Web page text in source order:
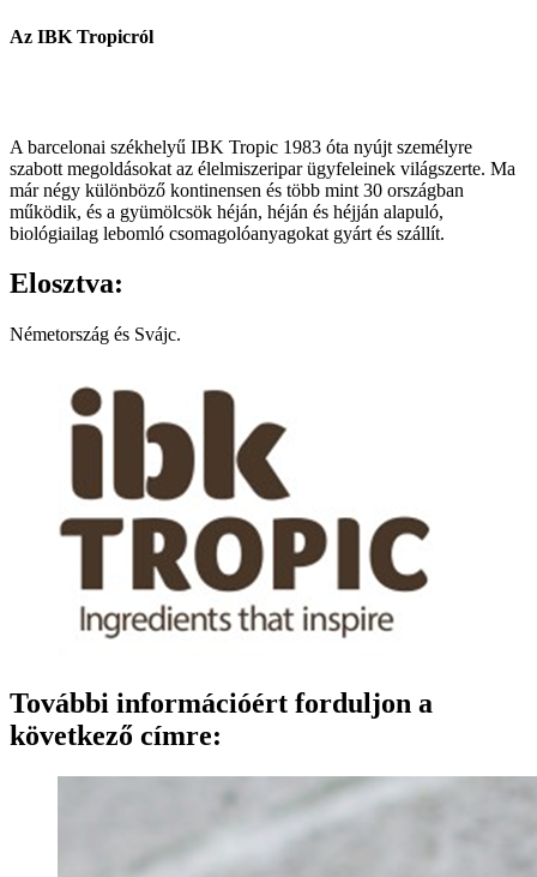
Az IBK Tropicról
A barcelonai székhelyű IBK Tropic 1983 óta nyújt személyre
szabott megoldásokat az élelmiszeripar ügyfeleinek világszerte. Ma
már négy különböző kontinensen és több mint 30 országban
működik, és a gyümölcsök héján, héján és héjján alapuló,
biológiailag lebomló csomagolóanyagokat gyárt és szállít.
Elosztva:
Németország és Svájc.
További információért forduljon a
következő címre: